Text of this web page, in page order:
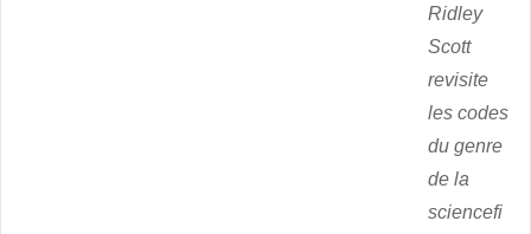
Ridley
Scott
revisite
les codes
du genre
de la
sciencefi